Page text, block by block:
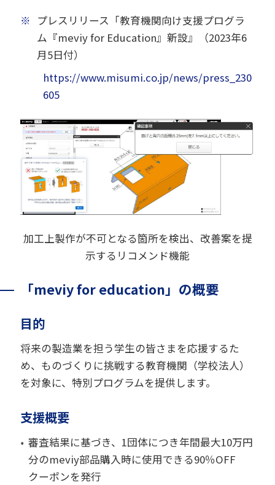
※ プレスリリース「教育機関向け支援プログラ
ム『meviy for Education』新設』（2023年6
月5日付）
https://www.misumi.co.jp/news/press_230
605
加工上製作が不可となる箇所を検出、改善案を提
示するリコメンド機能
「meviy for education」の概要
目的
将来の製造業を担う学生の皆さまを応援するた
め、ものづくりに挑戦する教育機関（学校法人）
を対象に、特別プログラムを提供します。
支援概要
審査結果に基づき、1団体につき年間最大10万円
分のmeviy部品購入時に使用できる90％OFF
クーポンを発行